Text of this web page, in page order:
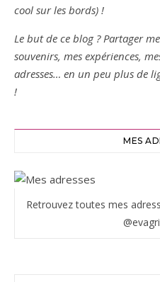
cool sur les bords) !
Le but de ce blog ? Partager
souvenirs, mes expériences,
adresses… en un peu plus de
!
MES
Retrouvez toutes mes